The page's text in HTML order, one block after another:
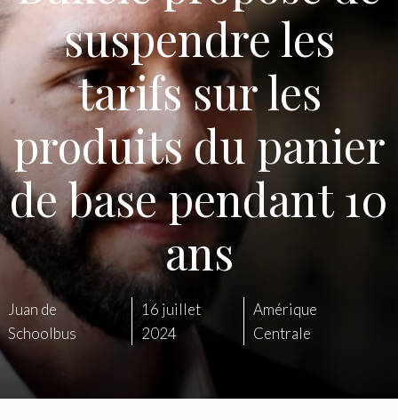
suspendre les
tarifs sur les
produits du panier
de base pendant 10
ans
Juan de
Schoolbus
16 juillet
2024
Amérique
Centrale